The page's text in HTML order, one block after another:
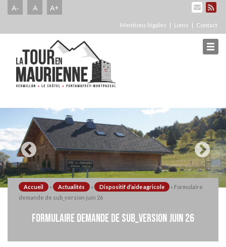
A- A A+
Mentions légales Liens Contact
Accueil » Actualités » Dispositif d’aide agricole » Formulaire
demande de sub_version juin 26
FORMULAIRE DEMANDE DE SUB_VERSION JUIN 26